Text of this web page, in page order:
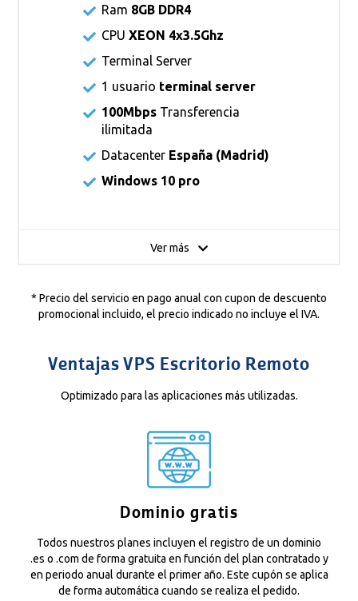
Ram 8GB DDR4
CPU XEON 4x3.5Ghz
Terminal Server
1 usuario terminal server
100Mbps Transferencia
ilimitada
Datacenter España (Madrid)
Windows 10 pro
Ver más
* Precio del servicio en pago anual con cupon de descuento
promocional incluido, el precio indicado no incluye el IVA.
Ventajas VPS Escritorio Remoto
Optimizado para las aplicaciones más utilizadas.
Dominio gratis
Todos nuestros planes incluyen el registro de un dominio
.es o .com de forma gratuita en función del plan contratado y
en periodo anual durante el primer año. Este cupón se aplica
de forma automática cuando se realiza el pedido.